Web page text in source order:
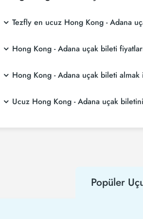
Tezfly en ucuz Hong Kong - Adana
aramaktadır. Tezfly sitesinde yapacağın
Hong Kong - Adana uçak bileti
rezervasyon yaparak ve promosyonları
Hong Kong - Adana uçak bileti
alırsanız çok daha ucuza uçarsınız.
Ucuz Hong Kong - Adana uçak
havayolu hem de Tezfly
Popüler